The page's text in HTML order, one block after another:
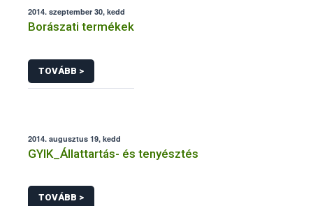
2014. szeptember 30, kedd
Borászati termékek
TOVÁBB >
2014. augusztus 19, kedd
GYIK_Állattartás- és tenyésztés
TOVÁBB >